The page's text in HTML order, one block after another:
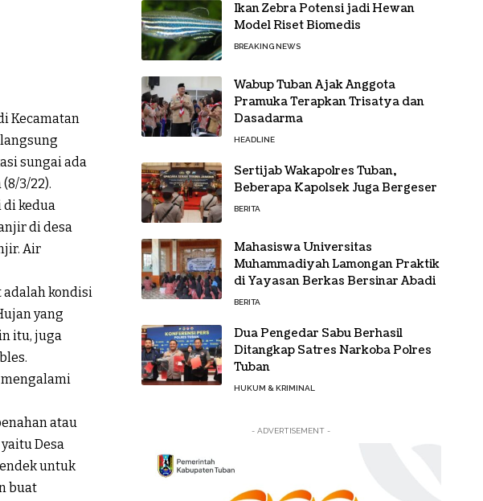
Kecamatan
sungai ada
3/22).
di kedua
di desa
Air
adalah kondisi
yang
itu, juga
mengalami
atau
Desa
untuk
buat
Ikan Zebra Potensi jadi Hewan
Model Riset Biomedis
BREAKING NEWS
Wabup Tuban Ajak Anggota
Pramuka Terapkan Trisatya dan
Dasadarma
HEADLINE
Sertijab Wakapolres Tuban,
Beberapa Kapolsek Juga Bergeser
BERITA
Mahasiswa Universitas
Muhammadiyah Lamongan Praktik
di Yayasan Berkas Bersinar Abadi
BERITA
Dua Pengedar Sabu Berhasil
Ditangkap Satres Narkoba Polres
Tuban
HUKUM & KRIMINAL
- ADVERTISEMENT -